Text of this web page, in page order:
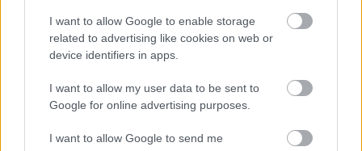
I want to allow Google to enable storage
related to advertising like cookies on web or
device identifiers in apps.
I want to allow my user data to be sent to
Google for online advertising purposes.
I want to allow Google to send me
Tananyag
A második világháború
A második világháború kitörése. Hadi és